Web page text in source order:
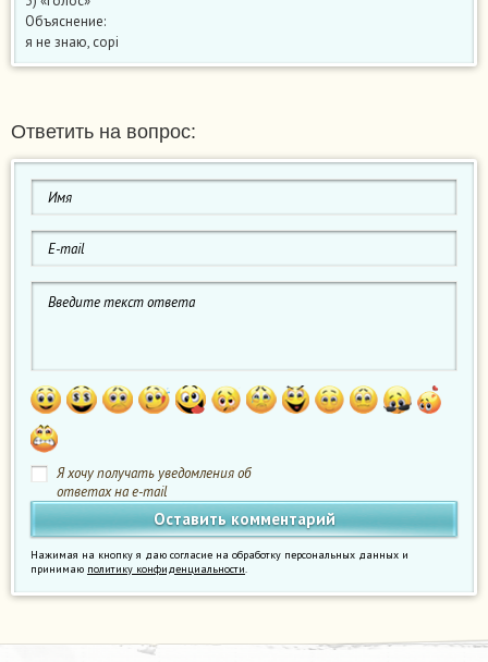
Объяснение:
я не знаю, сорі
Ответить на вопрос:
Я хочу получать уведомления об
ответах на e-mail
Нажимая на кнопку я даю согласие на обработку персональных данных и
принимаю политику конфиденциальности.